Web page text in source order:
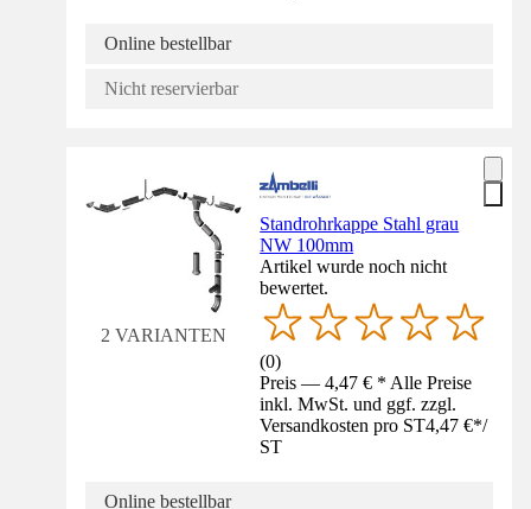
Online bestellbar
Nicht reservierbar
2 VARIANTEN
Standrohrkappe Stahl grau
NW 100mm
Artikel wurde noch nicht
bewertet.
(0)
Preis — 4,47 € * Alle Preise
inkl. MwSt. und ggf. zzgl.
Versandkosten pro ST4,47 €*/
ST
Online bestellbar